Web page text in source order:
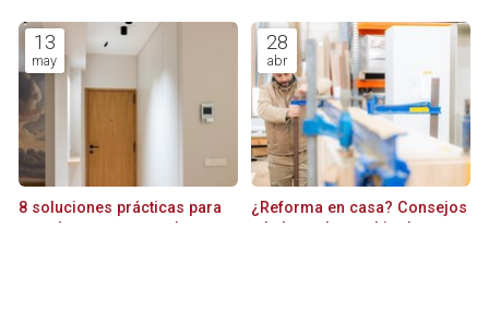
13
may
8 soluciones prácticas para
guardar zapatos en el
28
abr
¿Reforma en casa? Consejos
a la hora de cambiar las